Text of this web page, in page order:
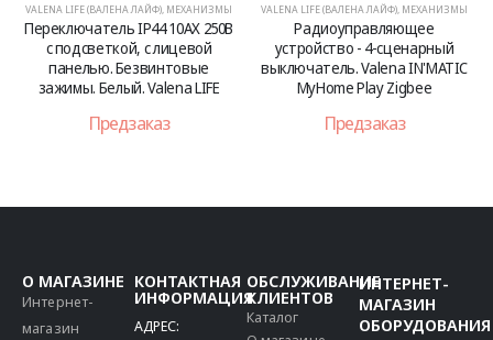
VALENA LIFE (ВАЛЕНА ЛАЙФ), МЕХАНИЗМЫ
Переключатель IP44 10АХ 250В
с подсветкой, с лицевой
панелью. Безвинтовые
зажимы. Белый. Valena LIFE
Предзаказ
VALENA LIFE (ВАЛЕНА ЛАЙФ), МЕХАНИЗМЫ
Радиоуправляющее
устройство - 4-сценарный
выключатель. Valena IN'MATIC
MyHome Play Zigbee
Предзаказ
О МАГАЗИНЕ
Интернет-
магазин
КОНТАКТНАЯ
ИНФОРМАЦИЯ
АДРЕС:
ОБСЛУЖИВАНИЕ
КЛИЕНТОВ
Каталог
ИНТЕРНЕТ-
МАГАЗИН
ОБОРУДОВАНИЯ